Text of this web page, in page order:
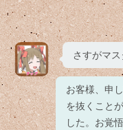
さすがマ
お客様、申
を抜くこと
した。お覚